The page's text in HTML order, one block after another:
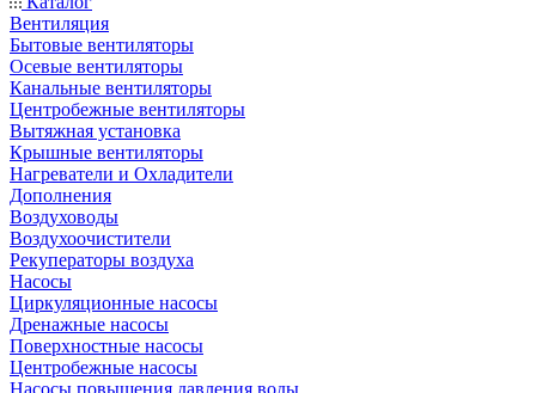
Вентиляция
Бытовые вентиляторы
Осевые вентиляторы
Канальные вентиляторы
Центробежные вентиляторы
Вытяжная установка
Крышные вентиляторы
Нагреватели и Охладители
Дополнения
Воздуховоды
Воздухоочистители
Рекуператоры воздуха
Насосы
Циркуляционные насосы
Дренажные насосы
Поверхностные насосы
Центробежные насосы
Насосы повышения давления воды